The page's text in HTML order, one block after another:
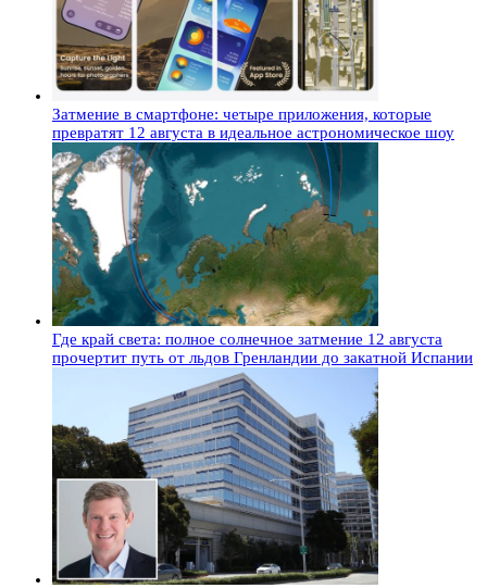
Затмение в смартфоне: четыре приложения, которые
превратят 12 августа в идеальное астрономическое шоу
Где край света: полное солнечное затмение 12 августа
прочертит путь от льдов Гренландии до закатной Испании